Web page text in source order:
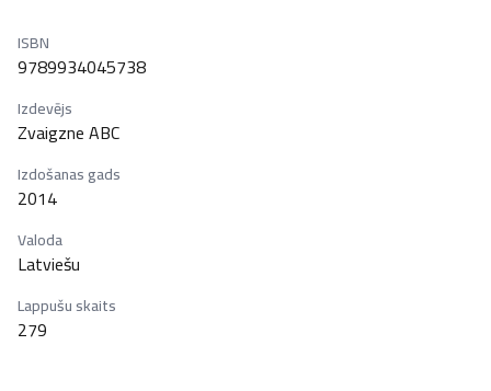
ISBN
9789934045738
Izdevējs
Zvaigzne ABC
Izdošanas gads
2014
Valoda
Latviešu
Lappušu skaits
279